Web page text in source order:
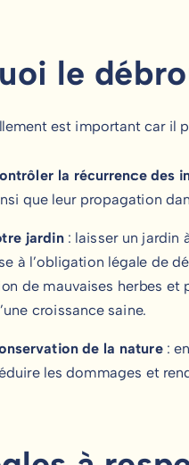
le
est important car il
la récurrence des
que leur propagation
jardin: laisser un jardin
à l’obligation légale de
de mauvaises herbes
croissance saine.
de la nature :
les dommages et